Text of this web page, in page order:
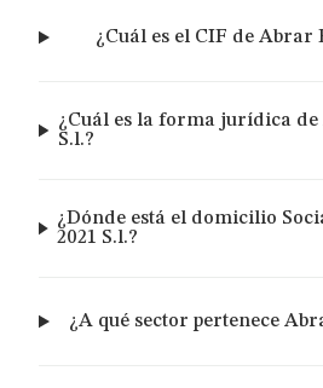
¿Cuál es el CIF de Abrar
¿Cuál es la forma jurídica de
S.l.?
¿Dónde está el domicilio
2021 S.l.?
¿A qué sector pertenece